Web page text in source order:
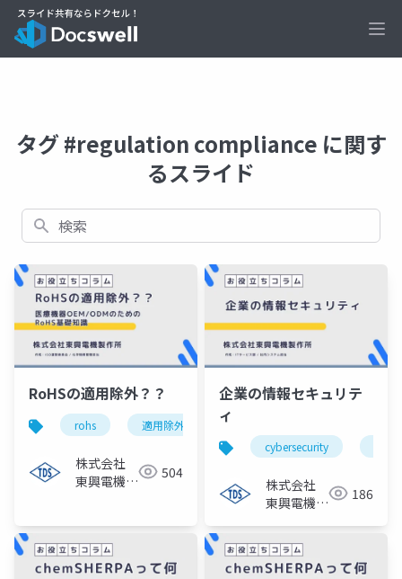
タグ #regulation compliance に関す
るスライド
検索
RoHSの適用除外？？
rohs 適用除外
株式会社
東興電機製
504
企業の情報セキュリテ
ィ
cybersecurity
株式会社
東興電機製
186